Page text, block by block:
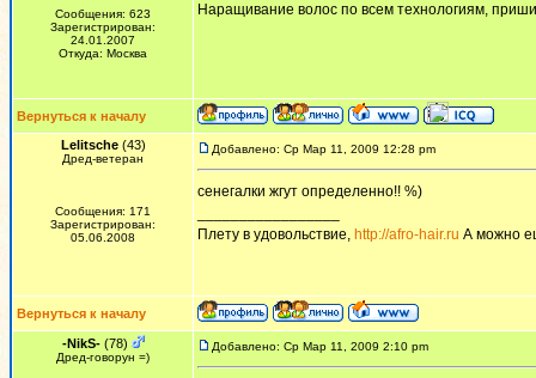
Сообщения: 623
Зарегистрирован:
24.01.2007
Откуда: Москва
Наращивание волос по всем технологиям,
Вернуться к началу
Lelitsche(43)
Дред-ветеран
Сообщения: 171
Зарегистрирован:
05.06.2008
Добавлено: Ср Мар 11, 2009 12:28 pm
сенегалки жгут определенно!! %)
Плету в удовольствие, http://afro-hair.ru А можно
Вернуться к началу
-NikS-(78)
Дред-говорун =)
Добавлено: Ср Мар 11, 2009 2:10 pm